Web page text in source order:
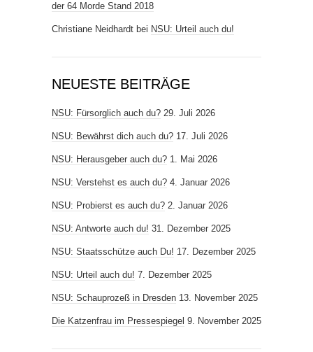
der 64 Morde Stand 2018
Christiane Neidhardt bei NSU: Urteil auch du!
NEUESTE BEITRÄGE
NSU: Fürsorglich auch du? 29. Juli 2026
NSU: Bewährst dich auch du? 17. Juli 2026
NSU: Herausgeber auch du? 1. Mai 2026
NSU: Verstehst es auch du? 4. Januar 2026
NSU: Probierst es auch du? 2. Januar 2026
NSU: Antworte auch du! 31. Dezember 2025
NSU: Staatsschütze auch Du! 17. Dezember 2025
NSU: Urteil auch du! 7. Dezember 2025
NSU: Schauprozeß in Dresden 13. November 2025
Die Katzenfrau im Pressespiegel 9. November 2025